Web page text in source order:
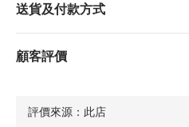
送貨及付款方式
顧客評價